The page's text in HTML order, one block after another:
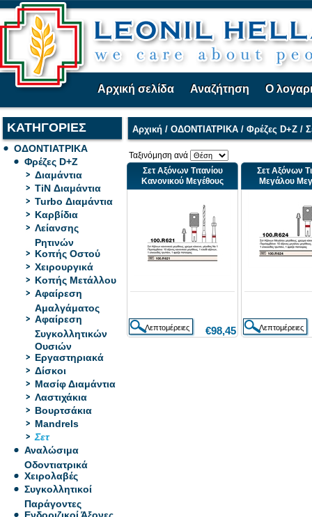
Αρχική σελίδα Αναζήτηση Ο
ΚΑΤΗΓΟΡΙΕΣ
ΟΔΟΝΤΙΑΤΡΙΚΑ
Φρέζες D+Z
Διαμάντια
TiN Διαμάντια
Turbo Διαμάντια
Καρβίδια
Λείανσης
Ρητινών
Κοπής Οστού
Χειρουργικά
Κοπής Μετάλλου
Αφαίρεση
Αμαλγάματος
Αφαίρεση
Συγκολλητικών
Ουσιών
Εργαστηριακά
Δίσκοι
Μασίφ Διαμάντια
Λαστιχάκια
Βουρτσάκια
Mandrels
Σετ
Αναλώσιμα
Οδοντιατρικά
Χειρολαβές
Συγκολλητικοί
Παράγοντες
Αρχική / ΟΔΟΝΤΙΑΤΡΙΚΑ / Φρέζες D+Z /
Ταξινόμηση ανά
Σετ Αξόνων Τιτανίου
Κανονικού Μεγέθους
€98,45
Σετ Αξόνων
Μεγάλου